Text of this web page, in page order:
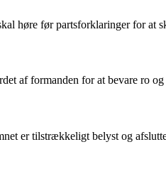
høre før partsforklaringer for at
af formanden for at bevare ro og
er tilstrækkeligt belyst og